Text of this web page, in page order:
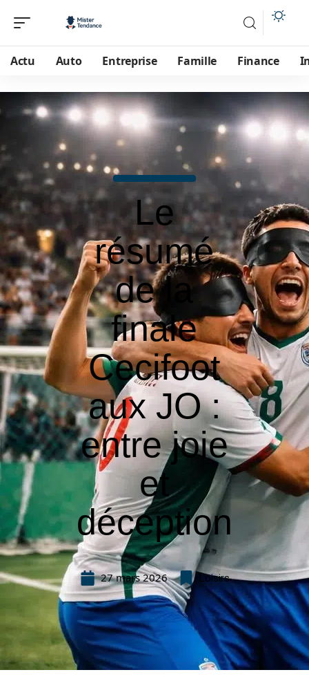
Actu Auto Entreprise Famille Finance
Le
résumé
de la
finale
Cecifoot
aux JO :
entre joie
et
déception
27 mars 2026 Loisirs